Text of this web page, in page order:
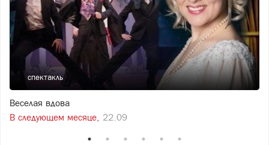
спектакль
Веселая вдова
В следующем месяце, 22.09